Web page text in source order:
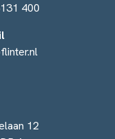
400
12